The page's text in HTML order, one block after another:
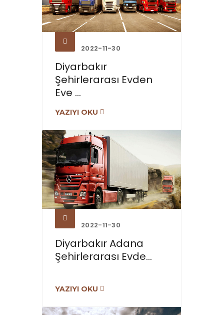
2022-11-30
Diyarbakır
Şehirlerarası Evden
Eve ...
YAZIYI OKU
2022-11-30
Diyarbakır Adana
Şehirlerarası Evde...
YAZIYI OKU